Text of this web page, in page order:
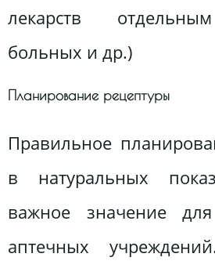
лекарств
больных и др.)
Планирование рецептуры
Правильное
в натуральных
важное значение для
аптечных